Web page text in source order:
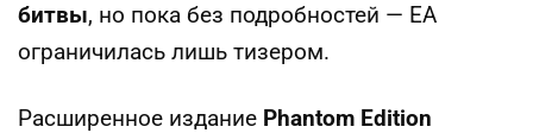
битвы, но пока без подробностей — EA
ограничилась лишь тизером.
Расширенное издание Phantom Edition